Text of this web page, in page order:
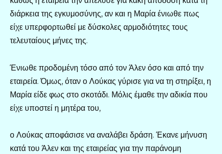
διάρκεια της εγκυμοσύνης, αν και η Μαρία ένιωθε πως
είχε υπερφορτωθεί με δύσκολες αρμοδιότητες τους
τελευταίους μήνες της.
Ένιωθε προδομένη τόσο από τον Άλεν όσο και από την
εταιρεία. Όμως, όταν ο Λούκας γύρισε για να τη στηρίξει, η
Μαρία είδε φως στο σκοτάδι. Μόλις έμαθε την αδικία που
είχε υποστεί η μητέρα του,
ο Λούκας αποφάσισε να αναλάβει δράση. Έκανε μήνυση
κατά του Άλεν και της εταιρείας για την παράνομη